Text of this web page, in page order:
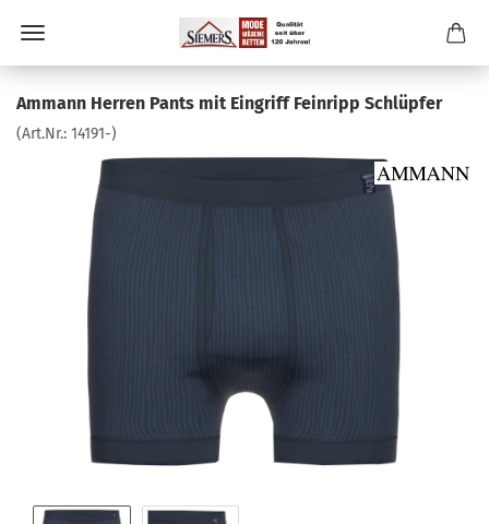
Ammann Herren Pants mit Eingriff Feinripp Schlüpfer
(Art.Nr.: 14191-)